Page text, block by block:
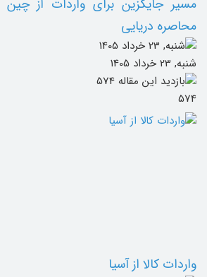
مسیر جایگزین برای واردات از چین
محاصره دریایی
شنبه, 23 خرداد 1405
574
واردات کالا از آسیا